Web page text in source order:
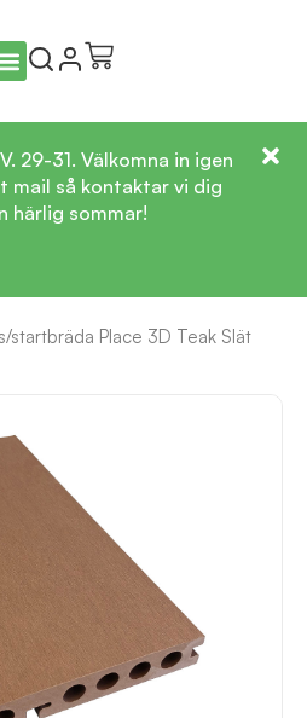
29-31. Välkomna in igen
mail så kontaktar vi dig
härlig sommar!
startbräda Place 3D Teak Slät